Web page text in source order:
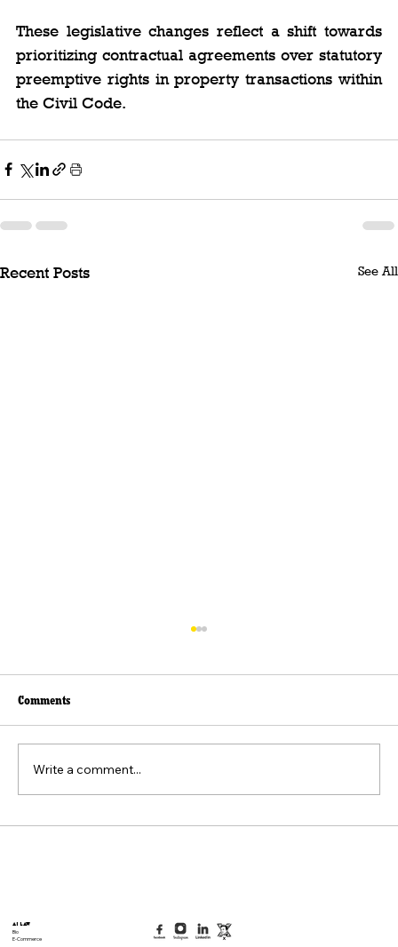
These legislative changes reflect a shift towards
prioritizing contractual agreements over statutory
preemptive rights in property transactions within
the Civil Code.
Recent Posts See All
Comments
Write a comment...
AI Law
Bio
E-Commerce